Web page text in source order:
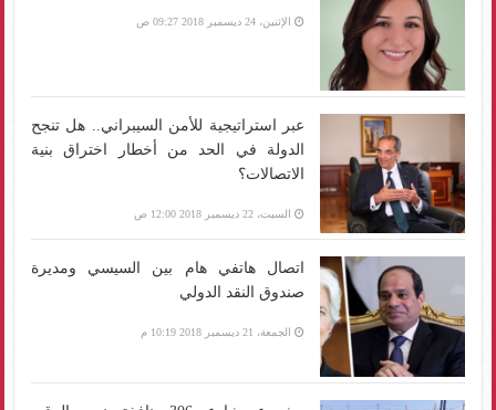
الإثنين، 24 ديسمبر 2018 09:27 ص
عبر استراتيجية للأمن السيبراني.. هل تنجح
الدولة في الحد من أخطار اختراق بنية
الاتصالات؟
السبت، 22 ديسمبر 2018 12:00 ص
اتصال هاتفي هام بين السيسي ومديرة
صندوق النقد الدولي
الجمعة، 21 ديسمبر 2018 10:19 م